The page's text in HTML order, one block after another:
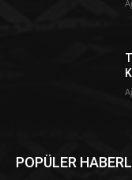
POPÜLER